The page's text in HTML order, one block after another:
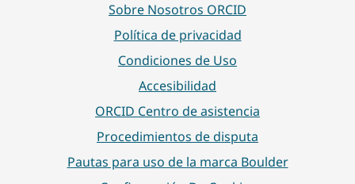
Sobre Nosotros ORCID
Política de privacidad
Condiciones de Uso
Accesibilidad
ORCID Centro de asistencia
Procedimientos de disputa
Pautas para uso de la marca Boulder